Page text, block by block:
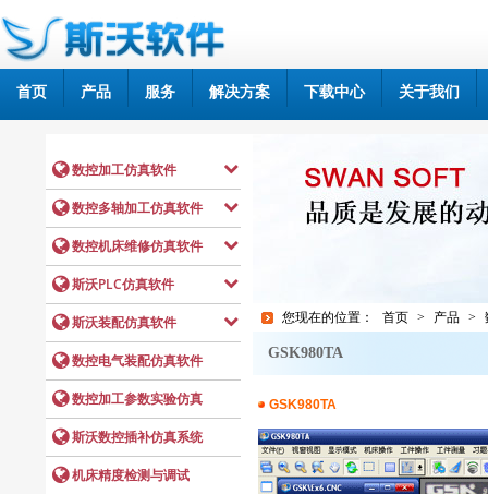
首页 产品 服务 解决方案 下载中心 关于我们
您现在的位置： 首页 > 产品 >
GSK980TA
GSK980TA